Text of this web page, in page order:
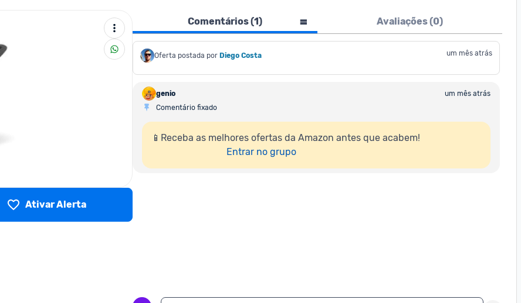
Ativar Alerta
Comentários (1) Avaliações (0)
Oferta postada por Diego Costa um mês atrás
genio
um mês atrás
Comentário fixado
📱Receba as melhores ofertas da Amazon antes que acabem!
Entrar no grupo